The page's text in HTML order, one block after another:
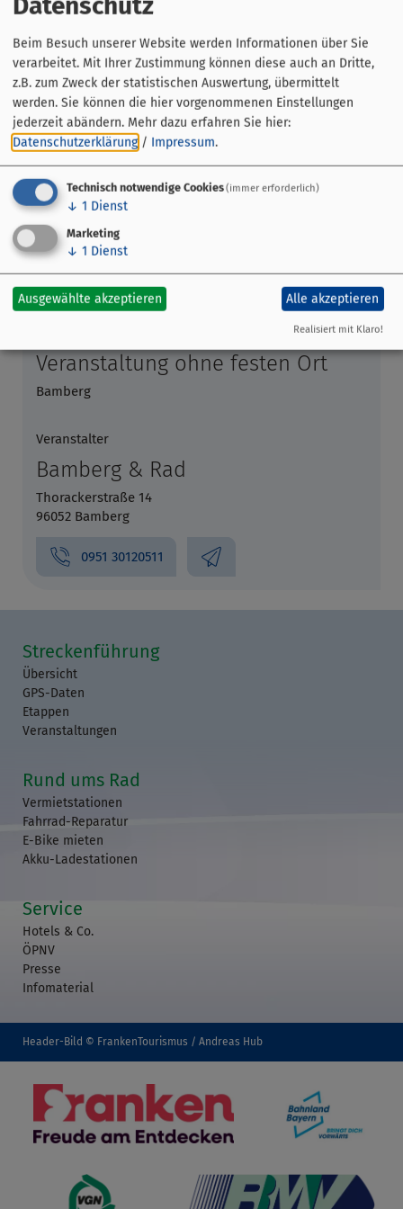
25,- €
Für Gruppen auch als Thementouren möglich (z.B. "Gärten
in Bamberg" oder "Brauereien und Bierkultur").
Veranstaltung ohne festen Ort
Bamberg
Veranstalter
Bamberg & Rad
Thorackerstraße 14
96052 Bamberg
0951 30120511
Streckenführung
Übersicht
GPS-Daten
Etappen
Veranstaltungen
Rund ums Rad
Vermietstationen
Fahrrad-Reparatur
E-Bike mieten
Akku-Ladestationen
Service
Hotels & Co.
ÖPNV
Presse
Infomaterial
Header-Bild © FrankenTourismus / Andreas Hub
Beim Besuch unserer Website werden Informationen über Sie
verarbeitet. Mit Ihrer Zustimmung können diese auch an Dritte,
z.B. zum Zweck der statistischen Auswertung, übermittelt
werden. Sie können die hier vorgenommenen Einstellungen
jederzeit abändern. Mehr dazu erfahren Sie hier:
Datenschutzerklärung / Impressum.
Technisch notwendige Cookies(immer erforderlich)
↓ 1 Dienst
Marketing
↓ 1 Dienst
Ausgewählte akzeptieren Alle akzeptieren
Realisiert mit Klaro!